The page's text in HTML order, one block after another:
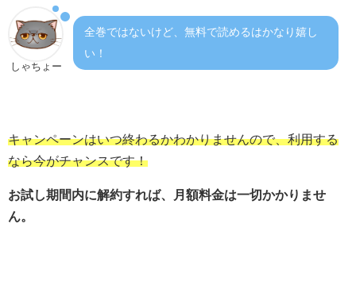
しゃちょー
全巻ではないけど、無料で読めるはかなり嬉し
い！
キャンペーンはいつ終わるかわかりませんので、利用する
なら今がチャンスです！
お試し期間内に解約すれば、月額料金は一切かかりませ
ん。